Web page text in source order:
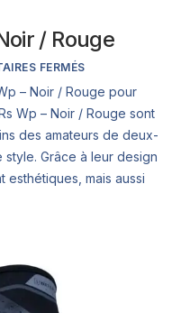
/ Rouge
FERMÉS
– Noir / Rouge pour
Wp – Noir / Rouge sont
des amateurs de deux-
Grâce à leur design
esthétiques, mais aussi